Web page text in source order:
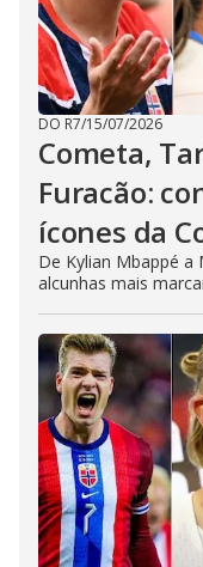
DO R7/15/07/2026
Cometa,
Furacão:
ícones da
De Kylian Mbappé a
alcunhas mais